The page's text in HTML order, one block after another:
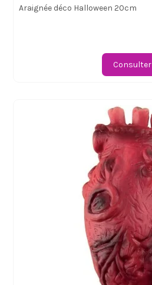
Araignée déco Halloween 20cm
Consulter